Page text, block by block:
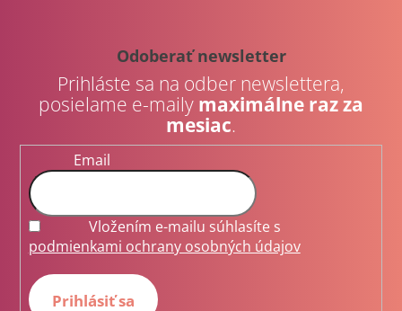
a
c
i
e
p
r
y
v
Odoberať newsletter
Prihláste sa na odber newslettera,
posielame e-maily maximálne raz za
mesiac.
Email
Vložením e-mailu súhlasíte s
podmienkami ochrany osobných údajov
Prihlásiť sa